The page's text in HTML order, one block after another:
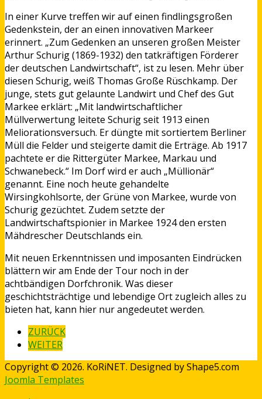
In einer Kurve treffen wir auf einen findlingsgroßen
Gedenkstein, der an einen innovativen Markeer
erinnert. „Zum Gedenken an unseren großen Meister
Arthur Schurig (1869-1932) den tatkräftigen Förderer
der deutschen Landwirtschaft“, ist zu lesen. Mehr über
diesen Schurig, weiß Thomas Große Rüschkamp. Der
junge, stets gut gelaunte Landwirt und Chef des Gut
Markee erklärt: „Mit landwirtschaftlicher
Müllverwertung leitete Schurig seit 1913 einen
Meliorationsversuch. Er düngte mit sortiertem Berliner
Müll die Felder und steigerte damit die Erträge. Ab 1917
pachtete er die Rittergüter Markee, Markau und
Schwanebeck.“ Im Dorf wird er auch „Müllionär“
genannt. Eine noch heute gehandelte
Wirsingkohlsorte, der Grüne von Markee, wurde von
Schurig gezüchtet. Zudem setzte der
Landwirtschaftspionier in Markee 1924 den ersten
Mähdrescher Deutschlands ein.
Mit neuen Erkenntnissen und imposanten Eindrücken
blättern wir am Ende der Tour noch in der
achtbändigen Dorfchronik. Was dieser
geschichtsträchtige und lebendige Ort zugleich alles zu
bieten hat, kann hier nur angedeutet werden.
ZURÜCK
WEITER
Copyright © 2026. KoRiNET. Designed by Shape5.com
Joomla Templates